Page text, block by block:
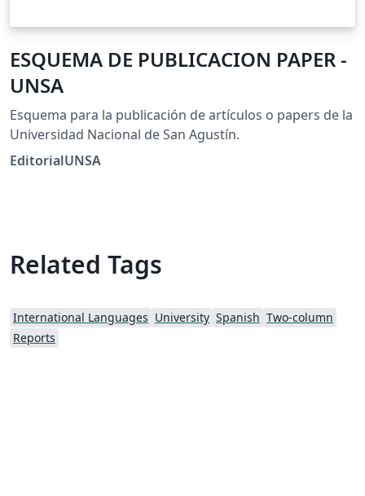
ESQUEMA DE PUBLICACION PAPER -
UNSA
Esquema para la publicación de artículos o papers de la
Universidad Nacional de San Agustín.
EditorialUNSA
Related Tags
International Languages University Spanish Two-column
Reports